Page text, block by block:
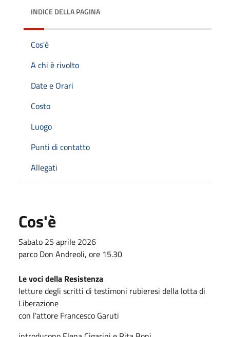
INDICE DELLA PAGINA
Cos'è
A chi è rivolto
Date e Orari
Costo
Luogo
Punti di contatto
Allegati
Cos'è
Sabato 25 aprile 2026
parco Don Andreoli, ore 15.30
Le voci della Resistenza
letture degli scritti di testimoni rubieresi della lotta di
Liberazione
con l'attore Francesco Garuti